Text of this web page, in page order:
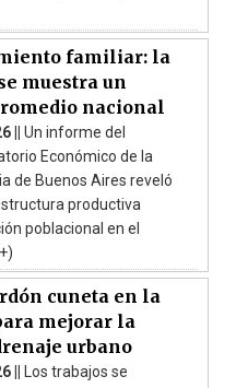
familiar: la
muestra un
nacional
|| Un informe del
Económico de la
de Buenos Aires reveló
productiva
poblacional en el
cuneta en la
mejorar la
urbano
||
Los trabajos se